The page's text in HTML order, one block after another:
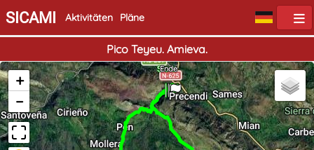
SICAMI Aktivitäten Pläne
Pico Teyeu. Amieva.
Start
Ende
+
−